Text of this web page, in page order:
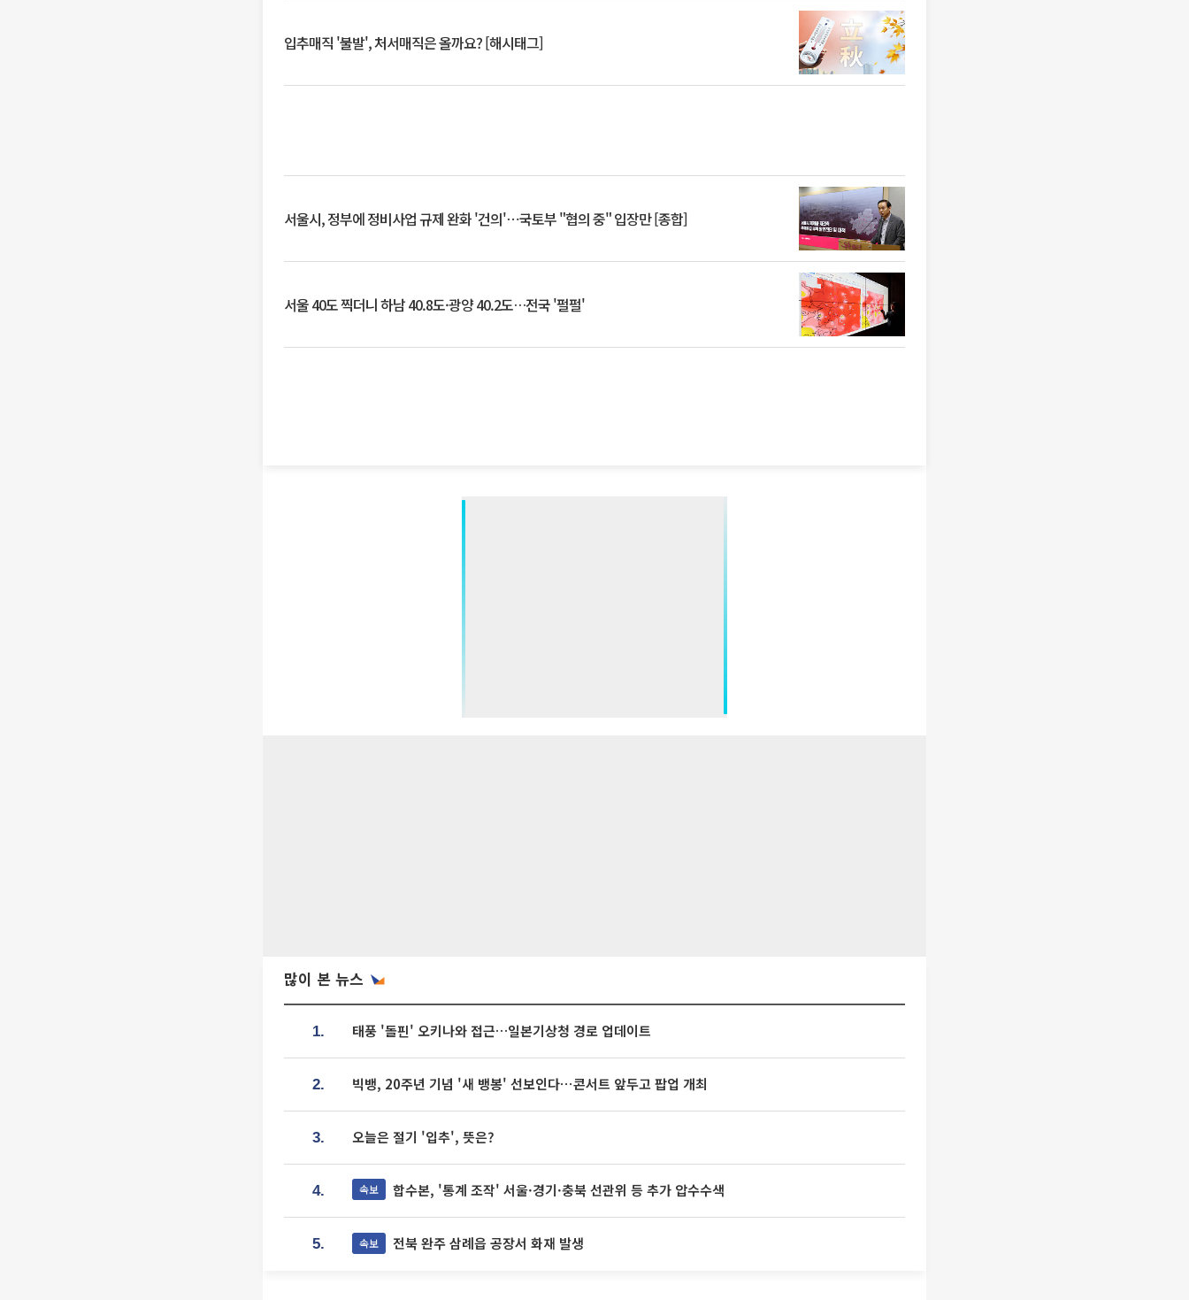
입추매직 '불발', 처서매직은 올까요? [해시태그]
서울시, 정부에 정비사업 규제 완화 '건의'⋯국토부 "협의 중" 입장만 [종합]
서울 40도 찍더니 하남 40.8도·광양 40.2도…전국 '펄펄'
많이 본 뉴스
1. 태풍 '돌핀' 오키나와 접근…일본기상청 경로 업데이트
2. 빅뱅, 20주년 기념 '새 뱅봉' 선보인다⋯콘서트 앞두고 팝업 개최
3. 오늘은 절기 '입추', 뜻은?
4. 속보 합수본, '통계 조작' 서울·경기·충북 선관위 등 추가 압수수색
5. 속보 전북 완주 삼례읍 공장서 화재 발생